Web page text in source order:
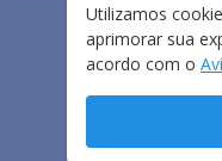
Utilizamos
aprimorar sua
acordo com o